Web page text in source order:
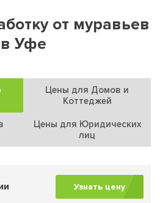
от муравьев
в Уфе
Цены для Домов и
Коттеджей
Цены для Юридических
лиц
Узнать цену